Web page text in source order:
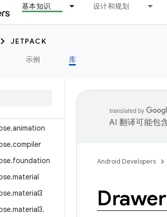
基本知识 设计和规划
JETPACK
示例 库
.animation
.compiler
.foundation
.material
.material3
.material3.
AI 翻译可能包
Android Developers